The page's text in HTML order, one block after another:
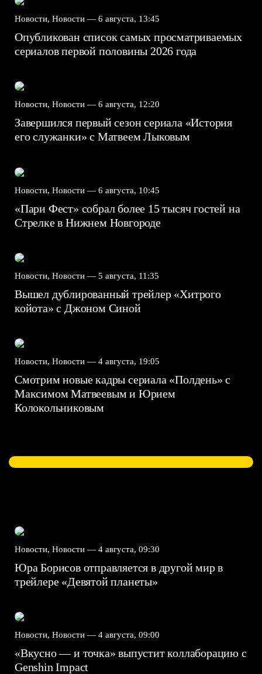
Новости, Новости — 6 августа, 13:45
Опубликован список самых просматриваемых
сериалов первой половины 2026 года
Новости, Новости — 6 августа, 12:20
Завершился первый сезон сериала «История
его служанки» с Матвеем Лыковым
Новости, Новости — 6 августа, 10:45
«Пари Фест» собрал более 15 тысяч гостей на
Стрелке в Нижнем Новгороде
Новости, Новости — 5 августа, 11:35
Вышел дублированный трейлер «Хитрого
койота» с Джоном Синой
Новости, Новости — 4 августа, 19:05
Смотрим новые кадры сериала «Полдень» с
Максимом Матвеевым и Юрием
Колокольниковым
Новости, Новости — 4 августа, 09:30
Юра Борисов отправляется в другой мир в
трейлере «Девятой планеты»
Новости, Новости — 4 августа, 09:00
«Вкусно — и точка» выпустит коллаборацию с
Genshin Impact⁠⁠